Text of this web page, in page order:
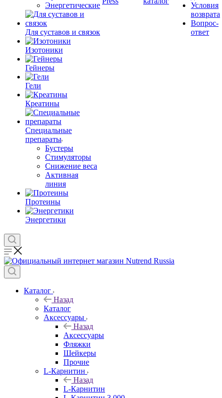
Энергетические
Для суставов и связок
Изотоники
Гейнеры
Гели
Креатины
Специальные
препараты
Бустеры
Стимуляторы
Снижение веса
Активная
линия
Протеины
Энергетики
Условия
возврата
Вопрос-
ответ
Каталог
Назад
Каталог
Аксессуары
Назад
Аксессуары
Фляжки
Шейкеры
Прочие
L-Карнитин
Назад
L-Карнитин